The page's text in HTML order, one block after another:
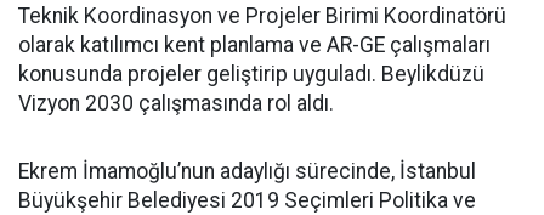
Teknik Koordinasyon ve Projeler Birimi Koordinatörü
olarak katılımcı kent planlama ve AR-GE çalışmaları
konusunda projeler geliştirip uyguladı. Beylikdüzü
Vizyon 2030 çalışmasında rol aldı.
Ekrem İmamoğlu’nun adaylığı sürecinde, İstanbul
Büyükşehir Belediyesi 2019 Seçimleri Politika ve